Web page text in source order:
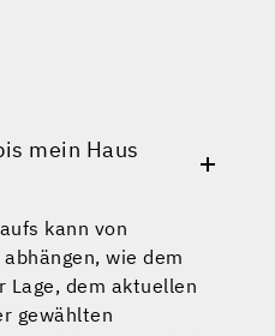
mein Haus
kann von
wie dem
Lage, dem aktuellen
gewählten